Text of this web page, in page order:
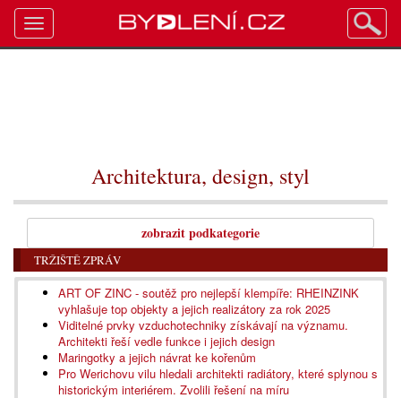
Architektura, design, styl
zobrazit podkategorie
TRŽIŠTĚ ZPRÁV
ART OF ZINC - soutěž pro nejlepší klempíře: RHEINZINK
vyhlašuje top objekty a jejich realizátory za rok 2025
Viditelné prvky vzduchotechniky získávají na významu.
Architekti řeší vedle funkce i jejich design
Maringotky a jejich návrat ke kořenům
Pro Werichovu vilu hledali architekti radiátory, které splynou s
historickým interiérem. Zvolili řešení na míru
Toggle
navigation